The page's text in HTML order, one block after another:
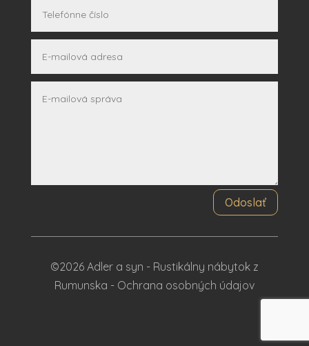
Odoslať
©2026 Adler a syn - Rustikálny nábytok z
Rumunska - Ochrana osobných údajov